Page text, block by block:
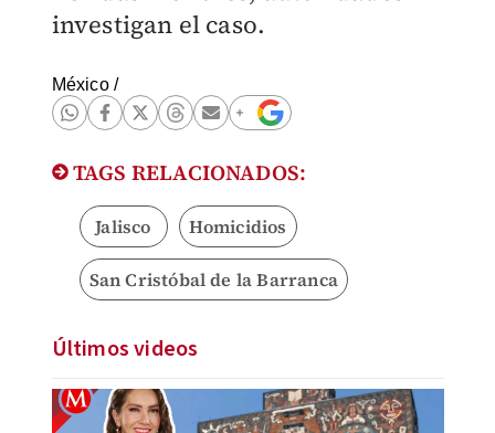
investigan el caso.
México/
TAGS RELACIONADOS:
Jalisco Homicidios
San Cristóbal de la Barranca
Últimos videos